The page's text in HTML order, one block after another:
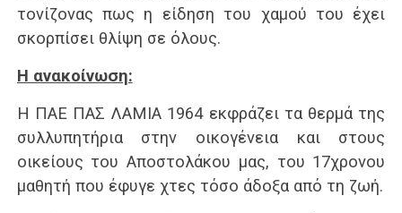
τονίζονας πως η είδηση του χαμού του έχει
σκορπίσει θλίψη σε όλους.
Η ανακοίνωση:
Η ΠΑΕ ΠΑΣ ΛΑΜΙΑ 1964 εκφράζει τα θερμά της
συλλυπητήρια στην οικογένεια και στους
οικείους του Αποστολάκου μας, του 17χρονου
μαθητή που έφυγε χτες τόσο άδοξα από τη ζωή.